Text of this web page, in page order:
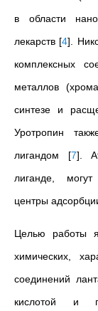
в области
лекарств [4] .
комплексных
металлов
синтезе и
Уротропин
лигандом [7] .
лиганде,
центры
Целью работы
химических,
соединений
кислотой и